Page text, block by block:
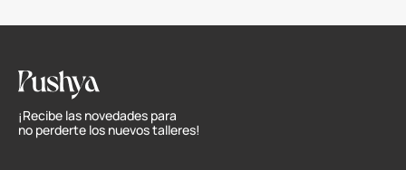
¡Recibe las novedades para
no perderte los nuevos talleres!